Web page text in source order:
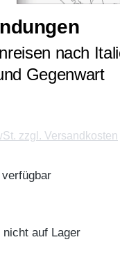
nach
Gegenwart
zzgl. Versandkosten
auf Lager